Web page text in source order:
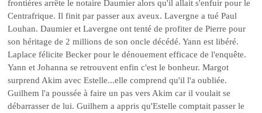
frontières arrête le notaire Daumier alors qu'il allait s'enfuir pour le
Centrafrique. Il finit par passer aux aveux. Lavergne a tué Paul
Louhan. Daumier et Lavergne ont tenté de profiter de Pierre pour
son héritage de 2 millions de son oncle décédé. Yann est libéré.
Laplace félicite Becker pour le dénouement efficace de l'enquête.
Yann et Johanna se retrouvent enfin c'est le bonheur. Margot
surprend Akim avec Estelle...elle comprend qu'il l'a oubliée.
Guilhem l'a poussée à faire un pas vers Akim car il voulait se
débarrasser de lui. Guilhem a appris qu'Estelle comptait passer le